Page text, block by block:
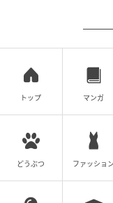
ワッグルONLINE
左腰を下げる
トップ マンガ
どうぶつ ファッション